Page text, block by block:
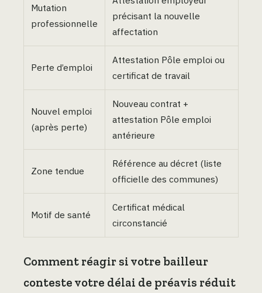
Mutation
professionnelle
précisant la nouvelle
affectation
Perte d’emploi
Attestation Pôle emploi ou
certificat de travail
Nouvel emploi
(après perte)
Nouveau contrat +
attestation Pôle emploi
antérieure
Zone tendue
Référence au décret (liste
officielle des communes)
Motif de santé
Certificat médical
circonstancié
Comment réagir si votre bailleur
conteste votre délai de préavis réduit